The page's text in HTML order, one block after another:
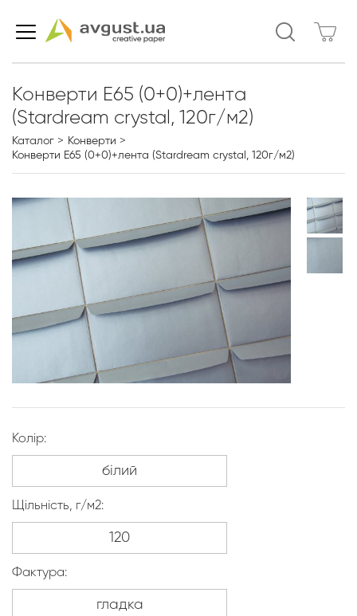
Конверти Е65 (0+0)+лента
(Stardream crystal, 120г/м2)
Каталог
Конверти
Конверти Е65 (0+0)+лента (Stardream crystal, 120г/м2)
Колір:
Щільність, г/м2:
Фактура: